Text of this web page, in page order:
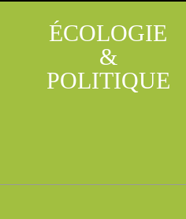
ÉCOLOGIE
&
POLITIQUE